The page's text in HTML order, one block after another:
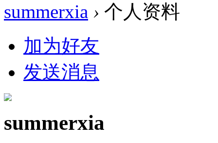
summerxia › 个人资料
加为好友
发送消息
summerxia